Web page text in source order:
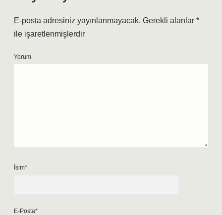
E-posta adresiniz yayınlanmayacak. Gerekli alanlar *
ile işaretlenmişlerdir
Yorum
İsim*
E-Posta*